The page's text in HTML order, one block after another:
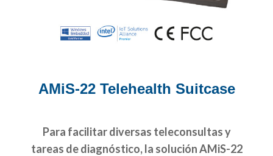
AMiS-22 Telehealth Suitcase
Para facilitar diversas teleconsultas y
tareas de diagnóstico, la solución AMiS-22